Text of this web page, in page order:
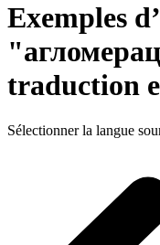
Exemples
traduction
Sélectionner la langue